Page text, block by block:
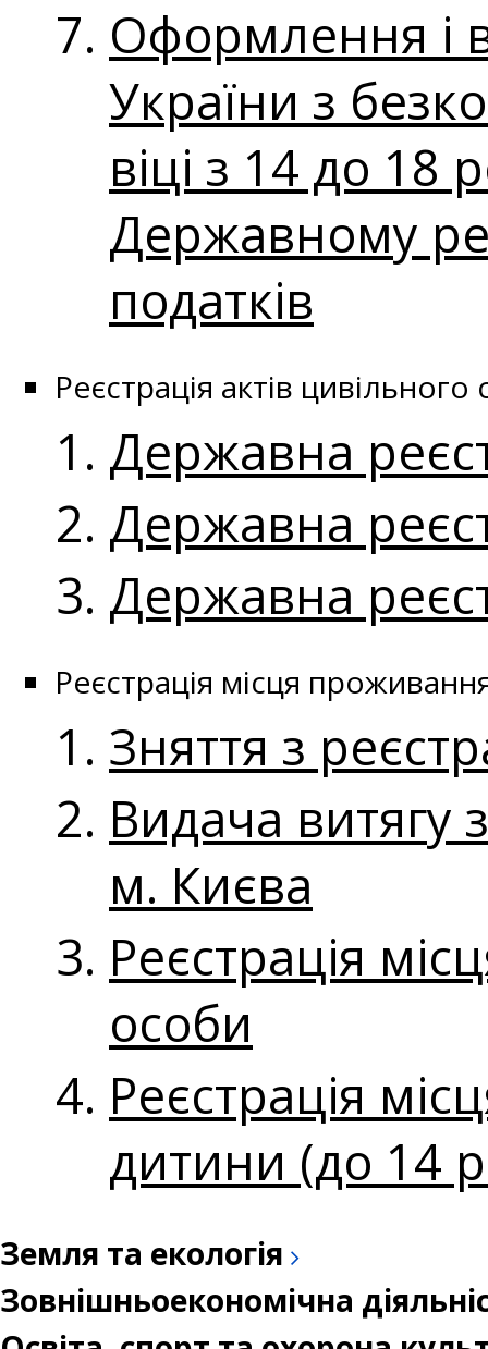
Оформлення і
України з
віці з 14 до 18
Державному
податків
Реєстрація актів цивільного
Державна
Державна
Державна
Реєстрація місця
Зняття з
Видача витягу
м. Києва
Реєстрація
особи
Реєстрація
дитини (до 14
Земля та екологія
Зовнішньоекономічна